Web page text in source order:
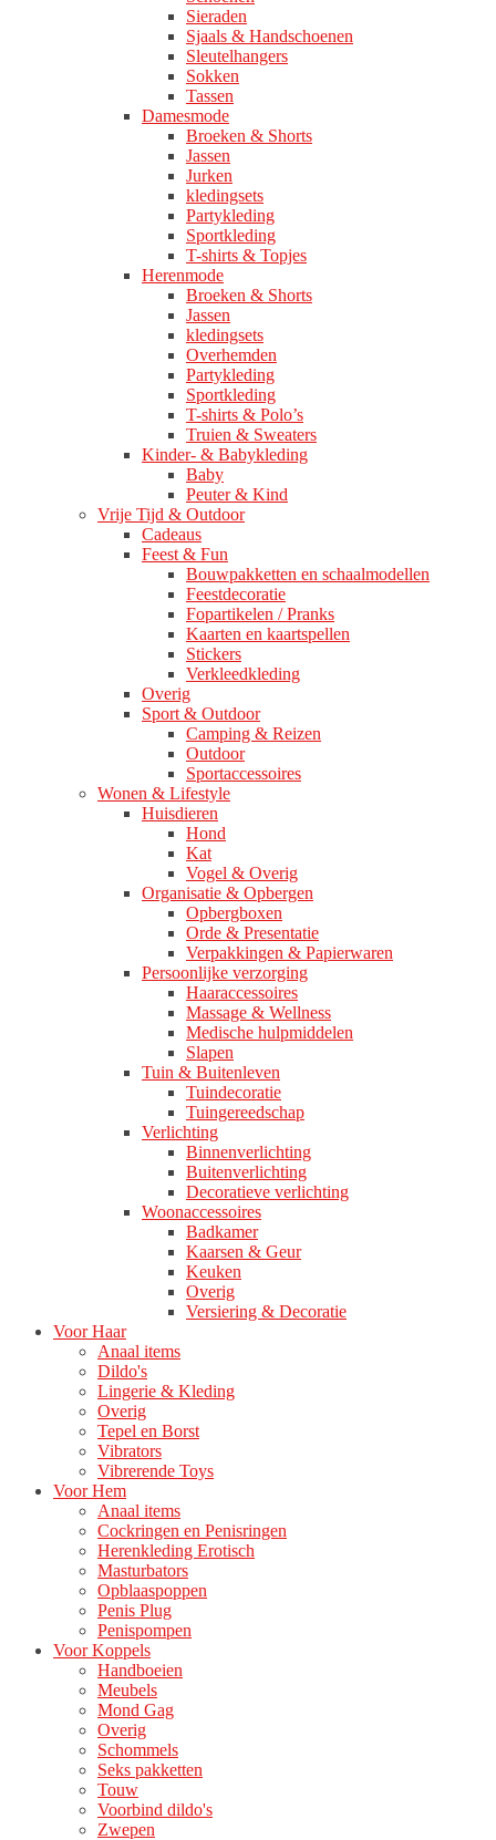
Sieraden
Sjaals & Handschoenen
Sleutelhangers
Sokken
Tassen
Damesmode
Broeken & Shorts
Jassen
Jurken
kledingsets
Partykleding
Sportkleding
T-shirts & Topjes
Herenmode
Broeken & Shorts
Jassen
kledingsets
Overhemden
Partykleding
Sportkleding
T-shirts & Polo’s
Truien & Sweaters
Kinder- & Babykleding
Baby
Peuter & Kind
Vrije Tijd & Outdoor
Cadeaus
Feest & Fun
Bouwpakketten en schaalmodellen
Feestdecoratie
Fopartikelen / Pranks
Kaarten en kaartspellen
Stickers
Verkleedkleding
Overig
Sport & Outdoor
Camping & Reizen
Outdoor
Sportaccessoires
Wonen & Lifestyle
Huisdieren
Hond
Kat
Vogel & Overig
Organisatie & Opbergen
Opbergboxen
Orde & Presentatie
Verpakkingen & Papierwaren
Persoonlijke verzorging
Haaraccessoires
Massage & Wellness
Medische hulpmiddelen
Slapen
Tuin & Buitenleven
Tuindecoratie
Tuingereedschap
Verlichting
Binnenverlichting
Buitenverlichting
Decoratieve verlichting
Woonaccessoires
Badkamer
Kaarsen & Geur
Keuken
Overig
Versiering & Decoratie
Voor Haar
Anaal items
Dildo's
Lingerie & Kleding
Overig
Tepel en Borst
Vibrators
Vibrerende Toys
Voor Hem
Anaal items
Cockringen en Penisringen
Herenkleding Erotisch
Masturbators
Opblaaspoppen
Penis Plug
Penispompen
Voor Koppels
Handboeien
Meubels
Mond Gag
Overig
Schommels
Seks pakketten
Touw
Voorbind dildo's
Zwepen